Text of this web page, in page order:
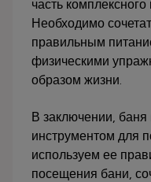
часть
Необходимо
правильным
физическими
образом жизни.
В заключении,
инструментом для
используем ее
посещения бани,